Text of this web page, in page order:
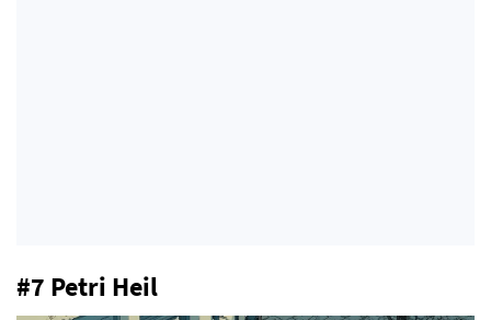
#7 Petri Heil